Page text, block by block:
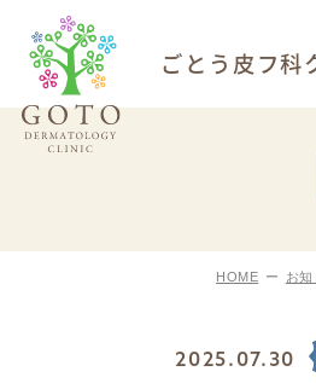
ごとう皮フ科
HOME お知
2025.07.30